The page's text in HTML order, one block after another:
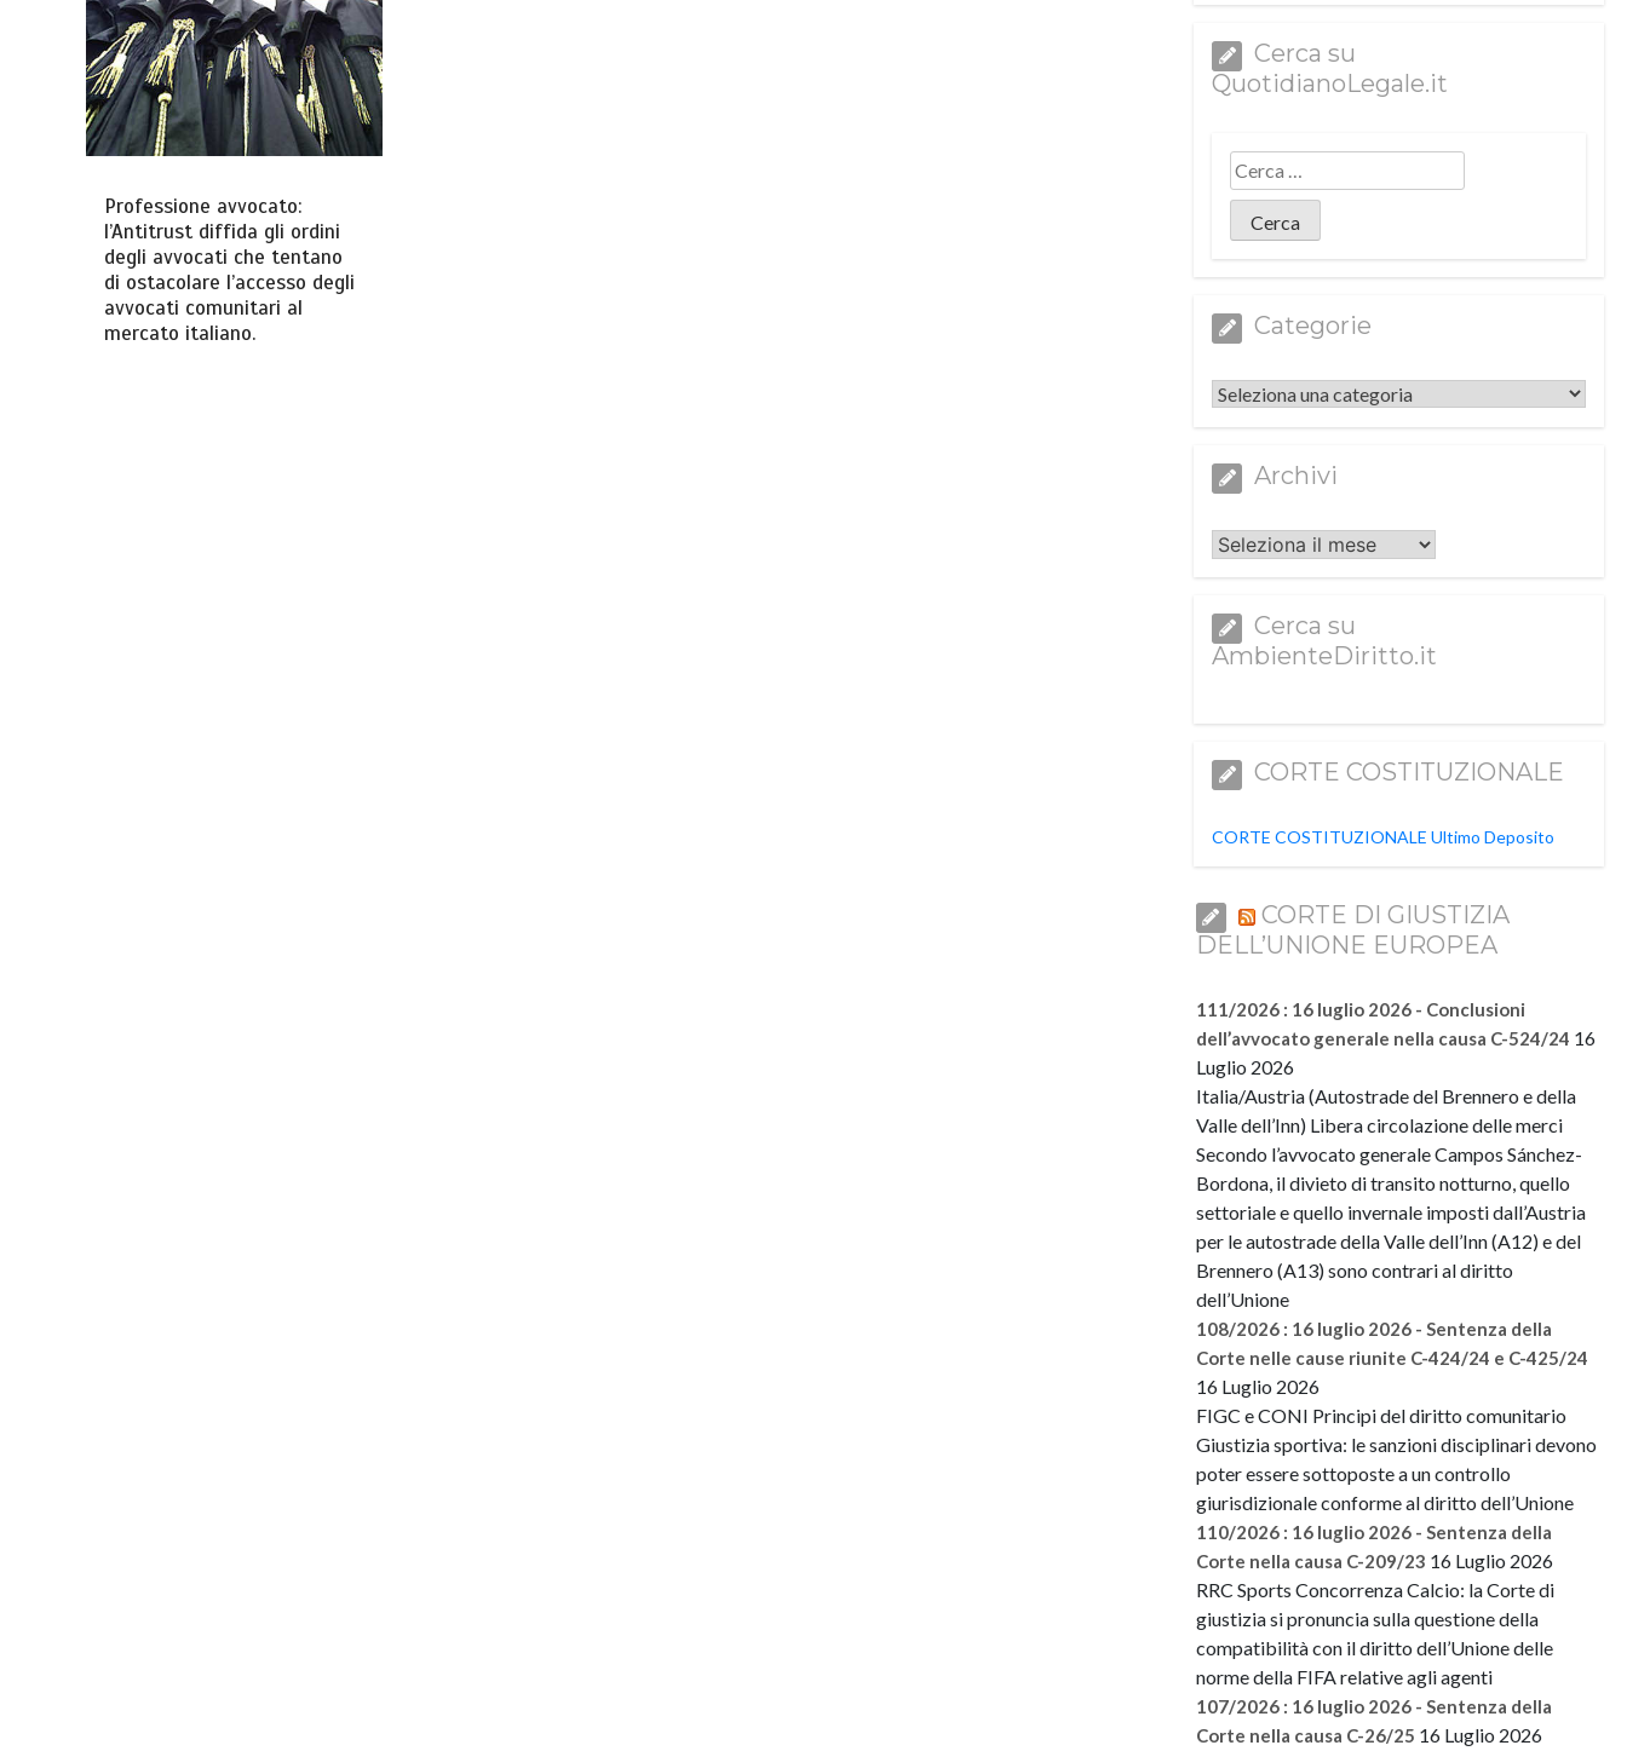
Professione avvocato:
l’Antitrust diffida gli ordini
degli avvocati che tentano
di ostacolare l’accesso degli
avvocati comunitari al
mercato italiano.
Cerca su
QuotidianoLegale.it
Categorie
Categorie
Archivi
Archivi
Cerca su
AmbienteDiritto.it
CORTE COSTITUZIONALE
CORTE COSTITUZIONALE Ultimo Deposito
CORTE DI GIUSTIZIA
DELL’UNIONE EUROPEA
111/2026 : 16 luglio 2026 - Conclusioni
dell’avvocato generale nella causa C-524/24 16
Luglio 2026
Italia/Austria (Autostrade del Brennero e della
Valle dell’Inn) Libera circolazione delle merci
Secondo l’avvocato generale Campos Sánchez-
Bordona, il divieto di transito notturno, quello
settoriale e quello invernale imposti dall’Austria
per le autostrade della Valle dell’Inn (A12) e del
Brennero (A13) sono contrari al diritto
dell’Unione
108/2026 : 16 luglio 2026 - Sentenza della
Corte nelle cause riunite C-424/24 e C-425/24
16 Luglio 2026
FIGC e CONI Principi del diritto comunitario
Giustizia sportiva: le sanzioni disciplinari devono
poter essere sottoposte a un controllo
giurisdizionale conforme al diritto dell’Unione
110/2026 : 16 luglio 2026 - Sentenza della
Corte nella causa C-209/23 16 Luglio 2026
RRC Sports Concorrenza Calcio: la Corte di
giustizia si pronuncia sulla questione della
compatibilità con il diritto dell’Unione delle
norme della FIFA relative agli agenti
107/2026 : 16 luglio 2026 - Sentenza della
Corte nella causa C-26/25 16 Luglio 2026